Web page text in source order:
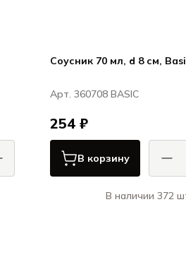
Соусник 70 мл, d 8 см,
Арт. 360708 BASIC
254 ₽
В корзину
В наличии 372